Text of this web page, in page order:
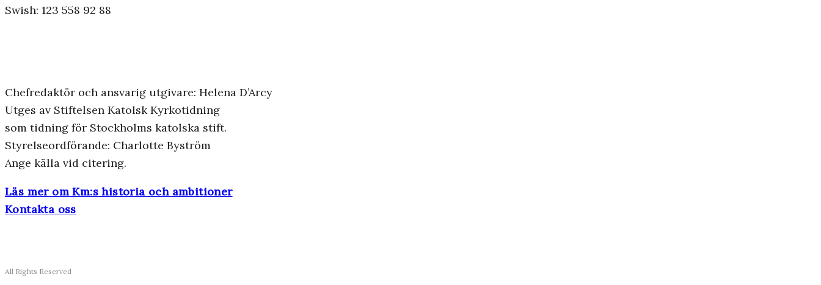
Swish: 123 558 92 88
Chefredaktör och ansvarig utgivare: Helena D’Arcy
Utges av Stiftelsen Katolsk Kyrkotidning
som tidning för Stockholms katolska stift.
Styrelseordförande: Charlotte Byström
Ange källa vid citering.
Läs mer om Km:s historia och ambitioner
Kontakta oss
All Rights Reserved